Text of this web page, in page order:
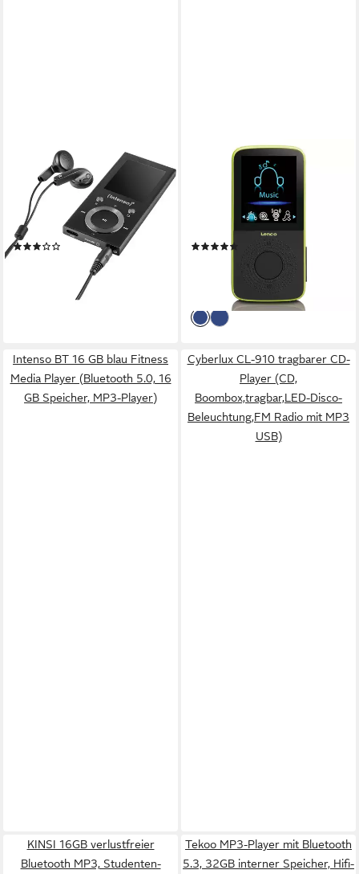
INTENSO
MP3 Videoplayer 64GB Music
Walker MP3-Player 64 GB
Schwarz Bluetooth® MP3-
Player
lieferbar - in 2-3 Werktagen bei dir
PODO-153 MP3-Player (4 GB,
MP3-Player/Schrittzähler
erweiterbar bis 32 GB, 3h
Akku in 2 Farben)
(1)
UVP 49,99 €
lieferbar - in 2-3 Werktagen bei dir
Intenso BT 16 GB blau Fitness
Media Player (Bluetooth 5.0, 16
GB Speicher, MP3-Player)
Cyberlux CL-910 tragbarer CD-
Player (CD,
Boombox,tragbar,LED-Disco-
Beleuchtung,FM Radio mit MP3
USB)
KINSI 16GB verlustfreier
Bluetooth MP3, Studenten-
Tekoo MP3-Player mit Bluetooth
5.3, 32GB interner Speicher, Hifi-